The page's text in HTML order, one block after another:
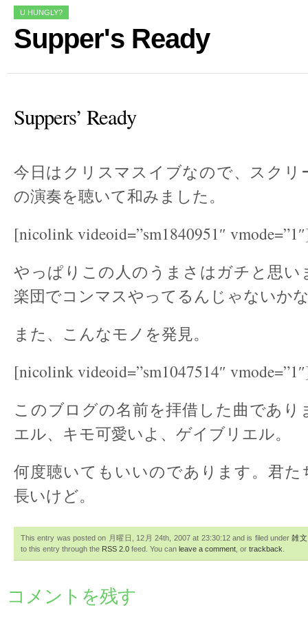
U HUNGLY?
Supper's Ready
Suppers’ Ready
今日はクリスマスイブなので、スクリ
の演奏を聴いて和みました。
[nicolink videoid=”sm1840951″
やっぱりこの人のうまさはガチと思い
楽団でコンマスやってるんじゃないか
また、こんなモノを発見。
[nicolink videoid=”sm1047514″
このブログの名前を拝借した曲であり
エル、キモ可愛いよ、ゲイブリエル。
何度聴いてもいいのであります。君た
長いけど。
This entry was posted on 月曜日, 12月 24th, 2007 at 23:30:12 and is filed under雑文
to this entry through the RSS 2.0 feed. You can leave a comment , or trackback
コメントを残す